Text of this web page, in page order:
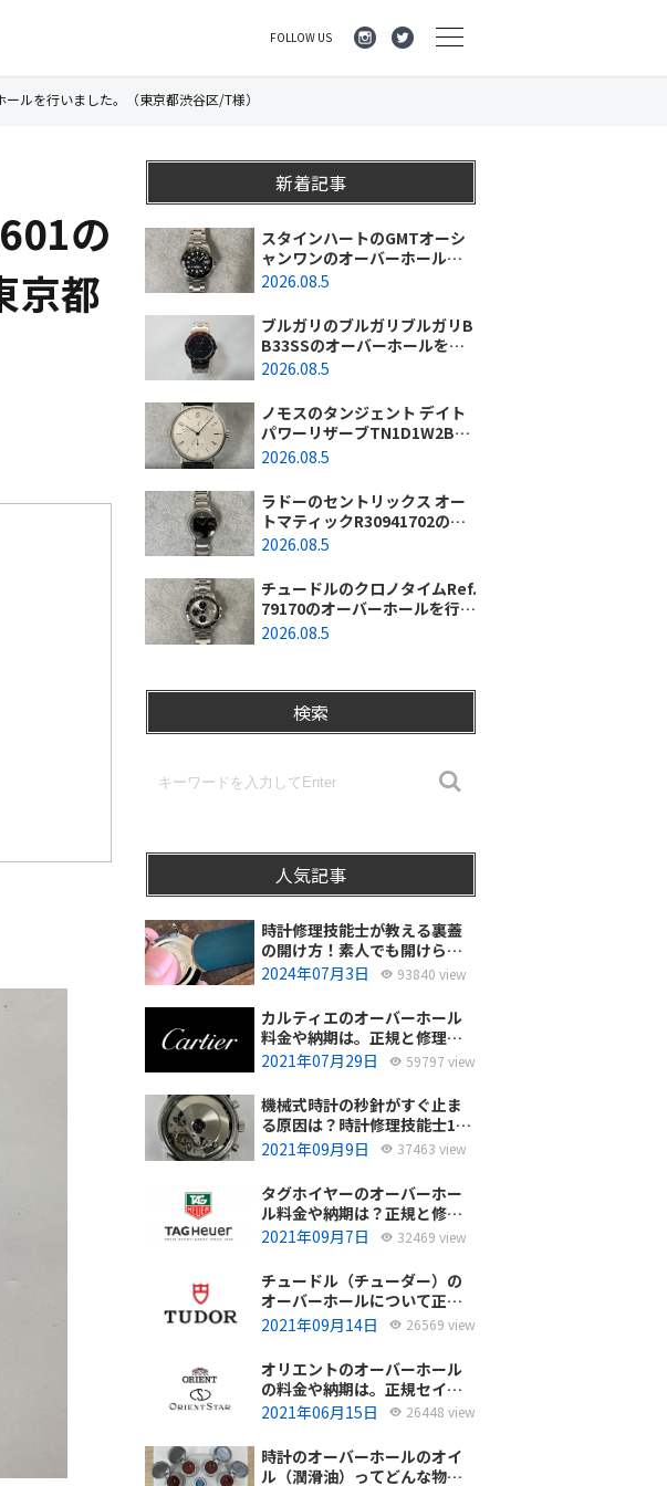
FOLLOW US
ルを行いました。（東京都渋谷区/T様）
の
京都
新着記事
スタインハートのGMTオーシ
ャンワンのオーバーホールを
行いました。（神奈川県平塚
2026.08.5
ブルガリのブルガリブルガリB
B33SSのオーバーホールを行
いました。（埼玉県所沢市/S
2026.08.5
ノモスのタンジェント デイト
パワーリザーブTN1D1W2BK
(131)のオーバーホールを行い
2026.08.5
ラドーのセントリックス オー
トマティックR30941702のオ
ーバーホールを行いました。
2026.08.5
チュードルのクロノタイムRef.
79170のオーバーホールを行い
ました。（神奈川県茅ヶ崎市/I
2026.08.5
検索
人気記事
時計修理技能士が教える裏蓋
の開け方！素人でも開けられ
る？
2024年07月3日 93840 view
カルティエのオーバーホール
料金や納期は。正規と修理専
門店の比較どちらがおすす
2021年07月29日 59797 view
機械式時計の秒針がすぐ止ま
る原因は？時計修理技能士1級
の技術者がお答えします。
2021年09月9日 37463 view
タグホイヤーのオーバーホー
ル料金や納期は？正規と修理
専門店の比較、どちらがおす
2021年09月7日 32469 view
チュードル（チューダー）の
オーバーホールについて正規
サービスと腕時計修理専門店
どっち？
2021年09月14日 26569 view
オリエントのオーバーホール
の料金や納期は。正規セイコ
ーエプソンと修理専門店の比
2021年06月15日 26448 view
時計のオーバーホールのオイ
ル（潤滑油）ってどんな物を